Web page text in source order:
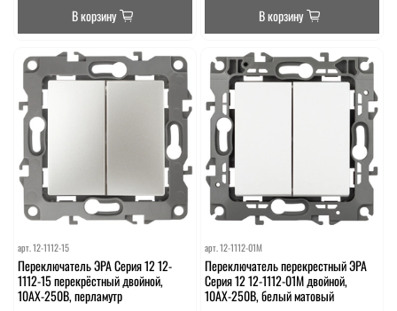
В корзину В корзину
арт.12-1112-15
Переключатель ЭРА Серия 12 12-
1112-15 перекрёстный двойной,
10АХ-250В, перламутр
арт. 12-1112-01М
Переключатель перекрестный ЭРА
Серия 12 12-1112-01М двойной,
10АХ-250В, белый матовый